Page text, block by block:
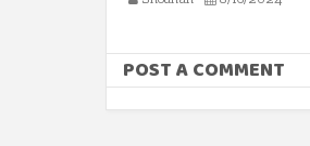
POST A COMMENT